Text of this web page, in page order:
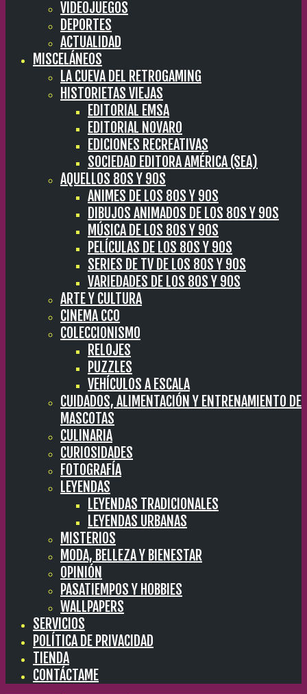
VIDEOJUEGOS
DEPORTES
ACTUALIDAD
MISCELÁNEOS
LA CUEVA DEL RETROGAMING
HISTORIETAS VIEJAS
EDITORIAL EMSA
EDITORIAL NOVARO
EDICIONES RECREATIVAS
SOCIEDAD EDITORA AMÉRICA (SEA)
AQUELLOS 80S Y 90S
ANIMES DE LOS 80S Y 90S
DIBUJOS ANIMADOS DE LOS 80S Y 90S
MÚSICA DE LOS 80S Y 90S
PELÍCULAS DE LOS 80S Y 90S
SERIES DE TV DE LOS 80S Y 90S
VARIEDADES DE LOS 80S Y 90S
ARTE Y CULTURA
CINEMA CC0
COLECCIONISMO
RELOJES
PUZZLES
VEHÍCULOS A ESCALA
CUIDADOS, ALIMENTACIÓN Y ENTRENAMIENTO DE
MASCOTAS
CULINARIA
CURIOSIDADES
FOTOGRAFÍA
LEYENDAS
LEYENDAS TRADICIONALES
LEYENDAS URBANAS
MISTERIOS
MODA, BELLEZA Y BIENESTAR
OPINIÓN
PASATIEMPOS Y HOBBIES
WALLPAPERS
SERVICIOS
POLÍTICA DE PRIVACIDAD
TIENDA
CONTÁCTAME